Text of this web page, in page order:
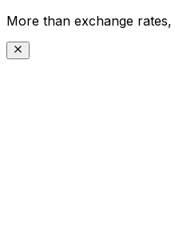
More than exchange rates,